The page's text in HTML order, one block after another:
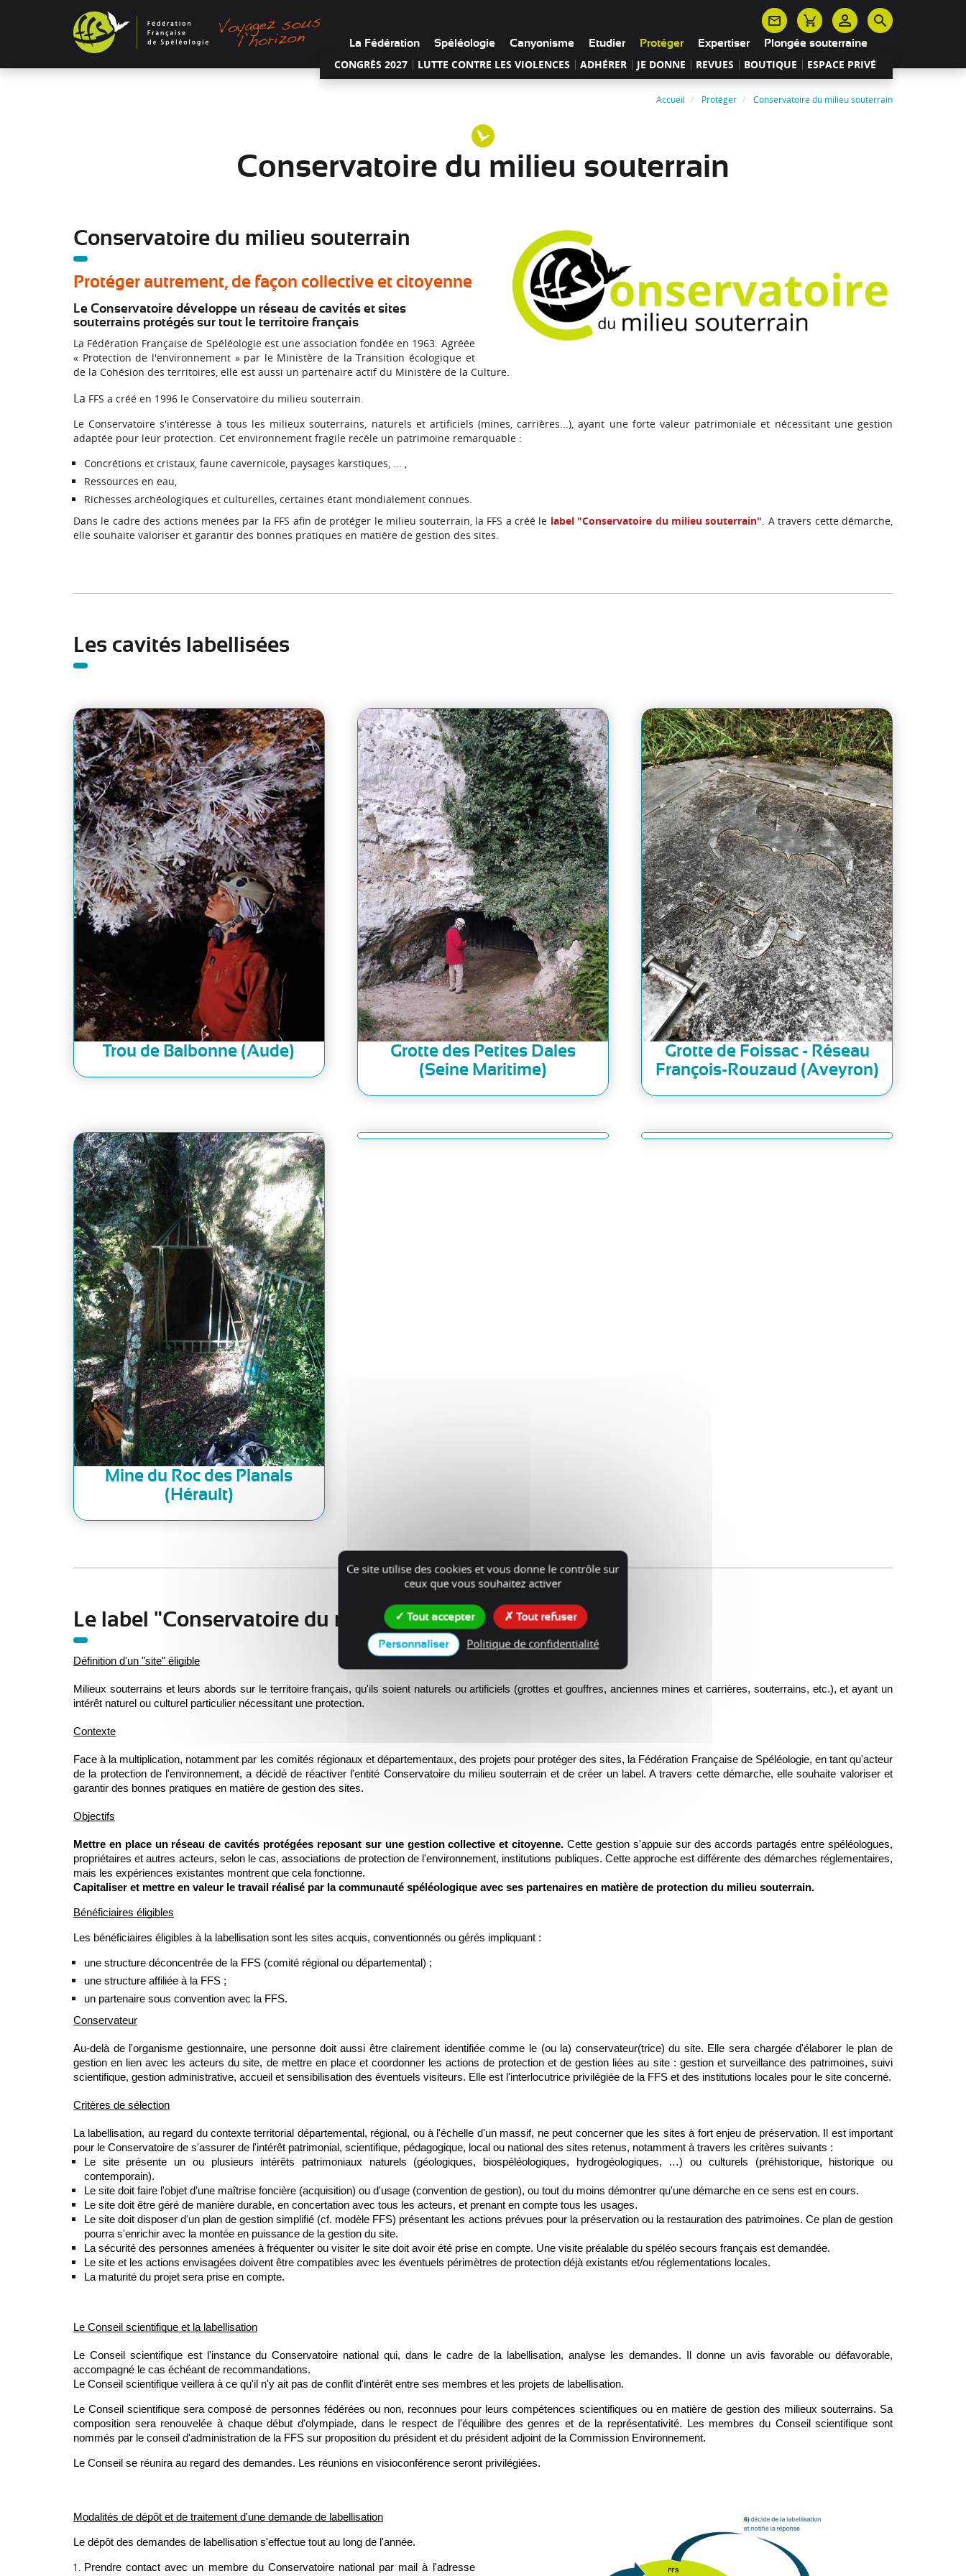
CONGRÈS 2027 LUTTE CONTRE LES VIOLENCES ADHÉRER JE DONNE REVUES BOUTIQUE ESPACE PRIVÉ
La Fédération Spéléologie Canyonisme Etudier Protéger Expertiser Plongée souterraine
Accueil Protéger Conservatoire du milieu souterrain
Conservatoire du milieu souterrain
Conservatoire du milieu souterrain
Protéger autrement, de façon collective et citoyenne
Le Conservatoire développe un réseau de cavités et sites
souterrains protégés sur tout le territoire français
La Fédération Française de Spéléologie est une association fondée en 1963. Agréée
« Protection de l'environnement » par le Ministère de la Transition écologique et
de la Cohésion des territoires, elle est aussi un partenaire actif du Ministère de la Culture.
La FFS a créé en 1996 le Conservatoire du milieu souterrain.
Le Conservatoire s'intéresse à tous les milieux souterrains, naturels et artificiels (mines, carrières...), ayant une forte valeur patrimoniale et nécessitant une gestion
adaptée pour leur protection. Cet environnement fragile recèle un patrimoine remarquable :
Concrétions et cristaux, faune cavernicole, paysages karstiques, ... ,
Ressources en eau,
Richesses archéologiques et culturelles, certaines étant mondialement connues.
Dans le cadre des actions menées par la FFS afin de protéger le milieu souterrain, la FFS a créé le label "Conservatoire du milieu souterrain". A travers cette démarche,
elle souhaite valoriser et garantir des bonnes pratiques en matière de gestion des sites.
Les cavités labellisées
Trou de Balbonne (Aude)
Grotte des Petites Dales
(Seine Maritime)
Grotte de Foissac - Réseau
François-Rouzaud (Aveyron)
Mine du Roc des Planals
(Hérault)
Le label "Conservatoire du milieu souterrain"
Définition d'un "site" éligible
Milieux souterrains et leurs abords sur le territoire français, qu'ils soient naturels ou artificiels (grottes et gouffres, anciennes mines et carrières, souterrains, etc.), et ayant un
intérêt naturel ou culturel particulier nécessitant une protection.
Contexte
Face à la multiplication, notamment par les comités régionaux et départementaux, des projets pour protéger des sites, la Fédération Française de Spéléologie, en tant qu'acteur
de la protection de l'environnement, a décidé de réactiver l'entité Conservatoire du milieu souterrain et de créer un label. A travers cette démarche, elle souhaite valoriser et
garantir des bonnes pratiques en matière de gestion des sites.
Objectifs
Mettre en place un réseau de cavités protégées reposant sur une gestion collective et citoyenne. Cette gestion s'appuie sur des accords partagés entre spéléologues,
propriétaires et autres acteurs, selon le cas, associations de protection de l'environnement, institutions publiques. Cette approche est différente des démarches réglementaires,
mais les expériences existantes montrent que cela fonctionne.
Capitaliser et mettre en valeur le travail réalisé par la communauté spéléologique avec ses partenaires en matière de protection du milieu souterrain.
Bénéficiaires éligibles
Les bénéficiaires éligibles à la labellisation sont les sites acquis, conventionnés ou gérés impliquant :
une structure déconcentrée de la FFS (comité régional ou départemental) ;
une structure affiliée à la FFS ;
un partenaire sous convention avec la FFS.
Conservateur
Au-delà de l'organisme gestionnaire, une personne doit aussi être clairement identifiée comme le (ou la) conservateur(trice) du site. Elle sera chargée d'élaborer le plan de
gestion en lien avec les acteurs du site, de mettre en place et coordonner les actions de protection et de gestion liées au site : gestion et surveillance des patrimoines, suivi
scientifique, gestion administrative, accueil et sensibilisation des éventuels visiteurs. Elle est l'interlocutrice privilégiée de la FFS et des institutions locales pour le site concerné.
Critères de sélection
La labellisation, au regard du contexte territorial départemental, régional, ou à l'échelle d'un massif, ne peut concerner que les sites à fort enjeu de préservation. Il est important
pour le Conservatoire de s'assurer de l'intérêt patrimonial, scientifique, pédagogique, local ou national des sites retenus, notamment à travers les critères suivants :
Le site présente un ou plusieurs intérêts patrimoniaux naturels (géologiques, biospéléologiques, hydrogéologiques, …) ou culturels (préhistorique, historique ou
contemporain).
Le site doit faire l'objet d'une maîtrise foncière (acquisition) ou d'usage (convention de gestion), ou tout du moins démontrer qu'une démarche en ce sens est en cours.
Le site doit être géré de manière durable, en concertation avec tous les acteurs, et prenant en compte tous les usages.
Le site doit disposer d'un plan de gestion simplifié (cf. modèle FFS) présentant les actions prévues pour la préservation ou la restauration des patrimoines. Ce plan de gestion
pourra s'enrichir avec la montée en puissance de la gestion du site.
La sécurité des personnes amenées à fréquenter ou visiter le site doit avoir été prise en compte. Une visite préalable du spéléo secours français est demandée.
Le site et les actions envisagées doivent être compatibles avec les éventuels périmètres de protection déjà existants et/ou réglementations locales.
La maturité du projet sera prise en compte.
Le Conseil scientifique et la labellisation
Le Conseil scientifique est l'instance du Conservatoire national qui, dans le cadre de la labellisation, analyse les demandes. Il donne un avis favorable ou défavorable,
accompagné le cas échéant de recommandations.
Le Conseil scientifique veillera à ce qu'il n'y ait pas de conflit d'intérêt entre ses membres et les projets de labellisation.
Le Conseil scientifique sera composé de personnes fédérées ou non, reconnues pour leurs compétences scientifiques ou en matière de gestion des milieux souterrains. Sa
composition sera renouvelée à chaque début d'olympiade, dans le respect de l'équilibre des genres et de la représentativité. Les membres du Conseil scientifique sont
nommés par le conseil d'administration de la FFS sur proposition du président et du président adjoint de la Commission Environnement.
Le Conseil se réunira au regard des demandes. Les réunions en visioconférence seront privilégiées.
Modalités de dépôt et de traitement d'une demande de labellisation
Le dépôt des demandes de labellisation s'effectue tout au long de l'année.
Prendre contact avec un membre du Conservatoire national par mail à l'adresse
Ce site utilise des cookies et vous donne le contrôle sur
ceux que vous souhaitez activer
Tout accepter Tout refuser
Personnaliser Politique de confidentialité